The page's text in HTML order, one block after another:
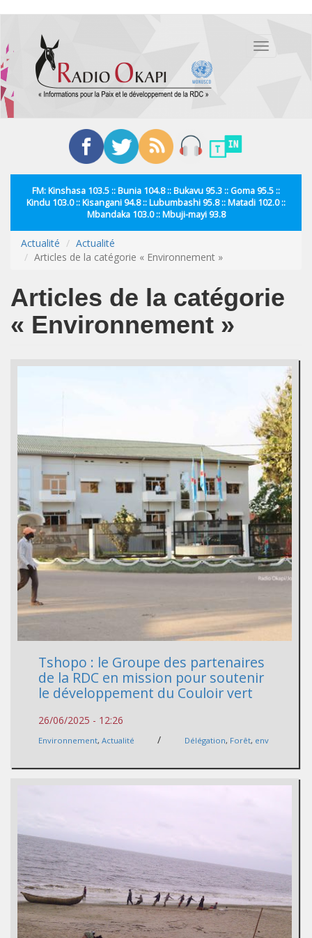
contenu
principal
Toggle
FM: Kinshasa 103.5 :: Bunia 104.8 :: Bukavu 95.3 :: Goma 95.5 ::
Kindu 103.0 :: Kisangani 94.8 :: Lubumbashi 95.8 :: Matadi 102.0 ::
Mbandaka 103.0 :: Mbuji-mayi 93.8
Actualité
Actualité
Articles de la catégorie « Environnement »
Articles de la catégorie
« Environnement »
Tshopo : le Groupe des partenaires
de la RDC en mission pour soutenir
le développement du Couloir vert
26/06/2025 - 12:26
Environnement, Actualité / Délégation, Forêt, env